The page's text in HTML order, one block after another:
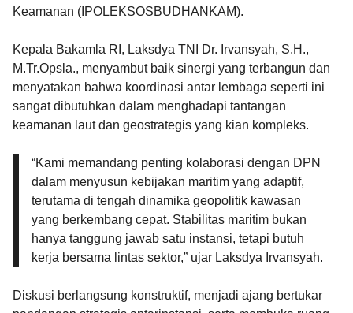
Keamanan (IPOLEKSOSBUDHANKAM).
Kepala Bakamla RI, Laksdya TNI Dr. Irvansyah, S.H.,
M.Tr.Opsla., menyambut baik sinergi yang terbangun dan
menyatakan bahwa koordinasi antar lembaga seperti ini
sangat dibutuhkan dalam menghadapi tantangan
keamanan laut dan geostrategis yang kian kompleks.
“Kami memandang penting kolaborasi dengan DPN
dalam menyusun kebijakan maritim yang adaptif,
terutama di tengah dinamika geopolitik kawasan
yang berkembang cepat. Stabilitas maritim bukan
hanya tanggung jawab satu instansi, tetapi butuh
kerja bersama lintas sektor,” ujar Laksdya Irvansyah.
Diskusi berlangsung konstruktif, menjadi ajang bertukar